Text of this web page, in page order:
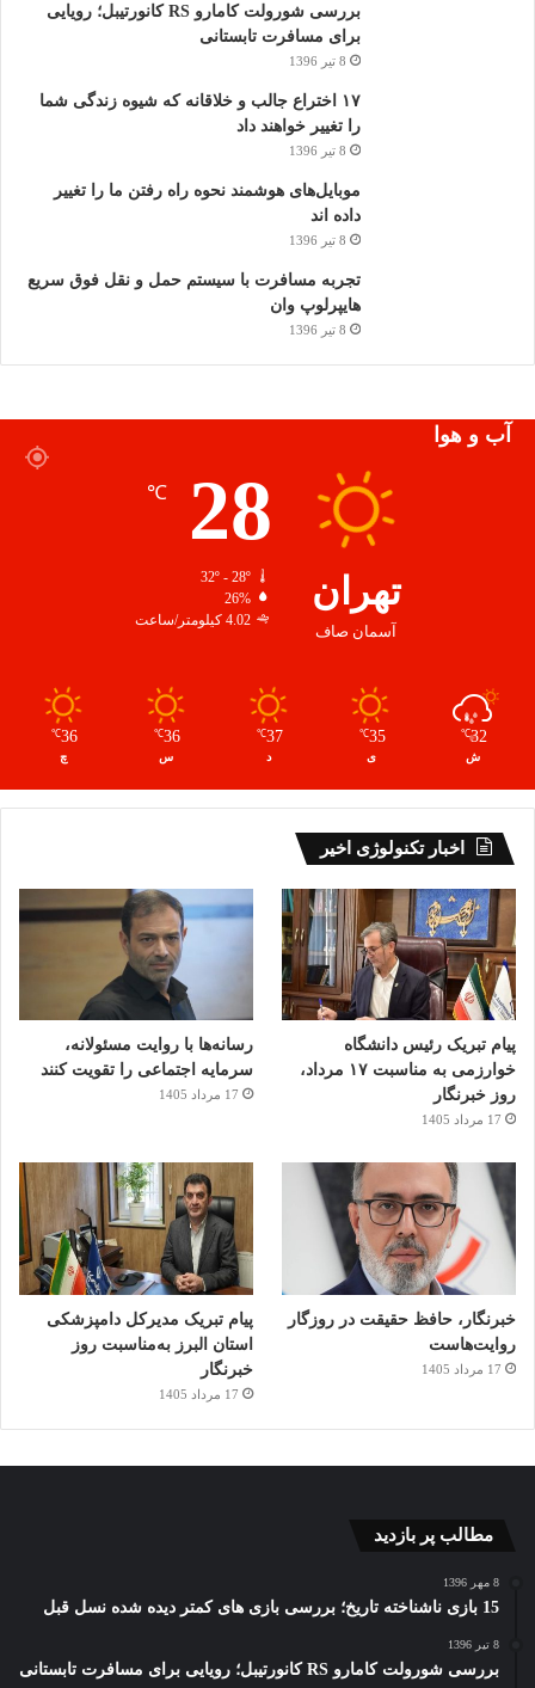
بررسی شورولت کامارو RS کانورتیبل؛ رویایی
برای مسافرت تابستانی
8 تیر 1396
۱۷ اختراع جالب و خلاقانه که شیوه زندگی شما
را تغییر خواهند داد
8 تیر 1396
موبایل‌های هوشمند نحوه راه رفتن ما را تغییر
داده اند
8 تیر 1396
تجربه مسافرت با سیستم حمل و نقل فوق سریع
هایپرلوپ وان
8 تیر 1396
آب و هوا
تهران
آسمان صاف
28
℃
32º - 28º
26%
4.02 کیلومتر/ساعت
32
℃
ش
35
℃
ی
37
℃
د
36
℃
س
36
℃
چ
اخبار تکنولوژی اخیر
پیام تبریک رئیس دانشگاه
خوارزمی به مناسبت ۱۷ مرداد،
روز خبرنگار
17 مرداد 1405
رسانه‌ها با روایت مسئولانه،
سرمایه اجتماعی را تقویت کنند
17 مرداد 1405
خبرنگار، حافظ حقیقت در روزگار
روایت‌هاست
17 مرداد 1405
پیام تبریک مدیرکل دامپزشکی
استان البرز به‌مناسبت روز
خبرنگار
17 مرداد 1405
مطالب پر بازدید
8 مهر 1396
15 بازی ناشناخته تاریخ؛ بررسی بازی های کمتر دیده شده نسل قبل
8 تیر 1396
بررسی شورولت کامارو RS کانورتیبل؛ رویایی برای مسافرت تابستانی